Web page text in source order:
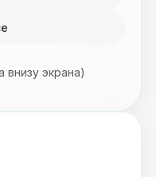
внизу экрана)